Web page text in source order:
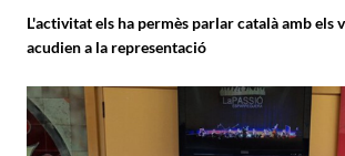
L'activitat els ha permès parlar català amb els
acudien a la representació